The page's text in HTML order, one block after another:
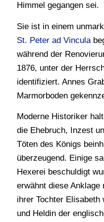
Himmel gegangen sei.
Sie ist in einem
St. Peter ad Vincula
während der
1876, unter der
identifiziert. Annes
Marmorboden
Moderne Historiker
die Ehebruch, Inzest
Töten des Königs
überzeugend. Einige
Hexerei beschuldigt
erwähnt diese Anklage
ihrer Tochter
und Heldin der